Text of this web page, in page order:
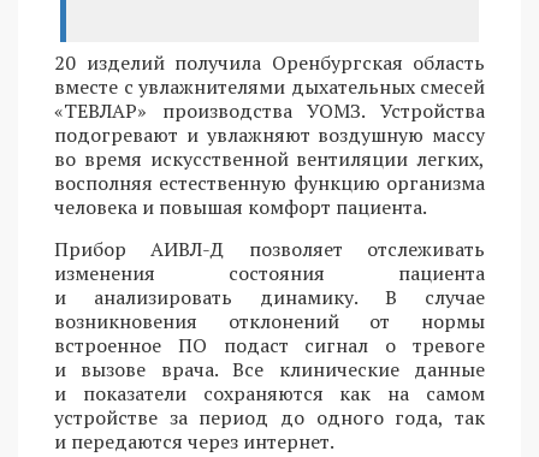
20 изделий получила Оренбургская область
вместе с увлажнителями дыхательных смесей
«ТЕВЛАР» производства УОМЗ. Устройства
подогревают и увлажняют воздушную массу
во время искусственной вентиляции легких,
восполняя естественную функцию организма
человека и повышая комфорт пациента.
Прибор АИВЛ-Д позволяет отслеживать
изменения состояния пациента
и анализировать динамику. В случае
возникновения отклонений от нормы
встроенное ПО подаст сигнал о тревоге
и вызове врача. Все клинические данные
и показатели сохраняются как на самом
устройстве за период до одного года, так
и передаются через интернет.